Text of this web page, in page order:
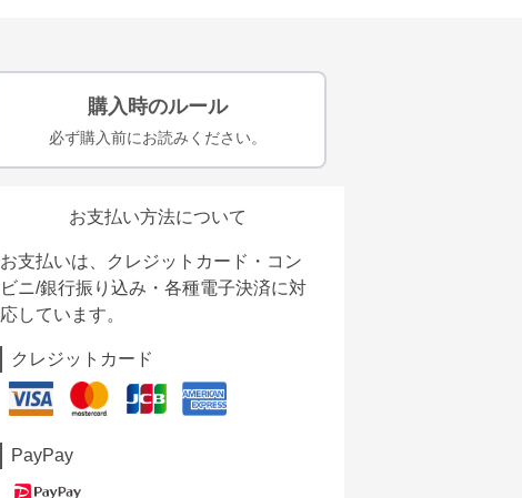
購入時のルール
必ず購入前にお読みください。
お支払い方法について
お支払いは、クレジットカード・コン
ビニ/銀行振り込み・各種電子決済に対
応しています。
クレジットカード
PayPay